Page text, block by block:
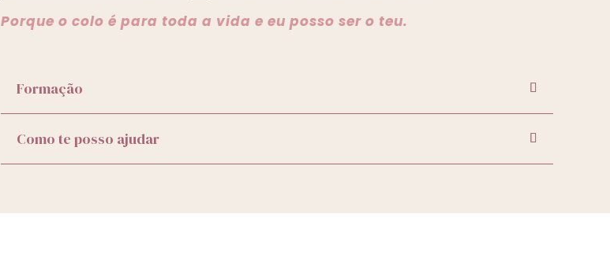
Porque o colo é para toda a vida e eu posso ser o teu.
Formação
Como te posso ajudar